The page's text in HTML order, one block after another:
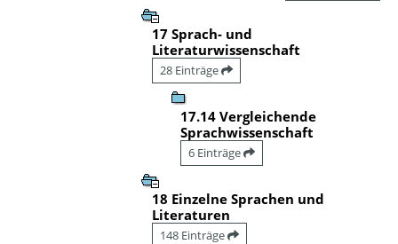
17 Sprach- und
Literaturwissenschaft
28 Einträge
17.14 Vergleichende
Sprachwissenschaft
6 Einträge
18 Einzelne Sprachen und
Literaturen
148 Einträge